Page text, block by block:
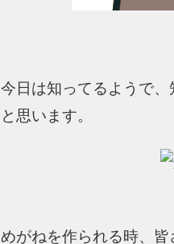
今日は知ってるようで
と思います。
めがねを作られる時、